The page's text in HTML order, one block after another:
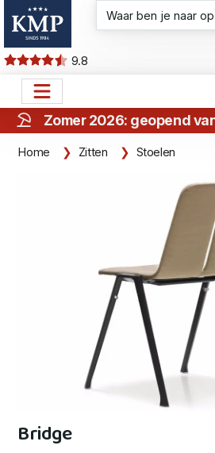
9.8
Zomer 2026: geopend
Home Zitten Stoelen
Bridge